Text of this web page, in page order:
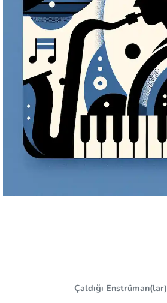
Çaldığı Enstrüman(lar)